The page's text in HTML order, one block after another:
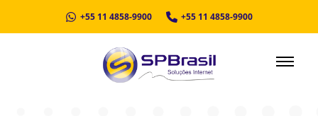
+55 11 4858-9900 +55 11 4858-9900